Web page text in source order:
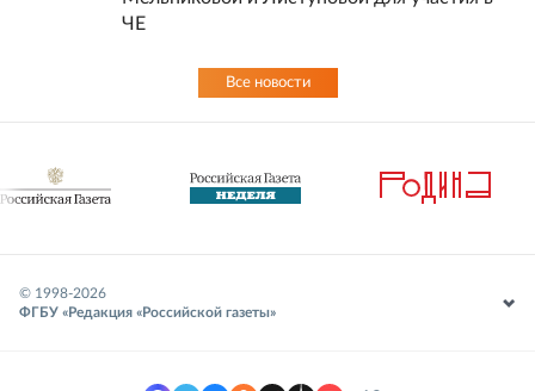
ЧЕ
Все новости
© 1998-2026
ФГБУ «Редакция «Российской газеты»